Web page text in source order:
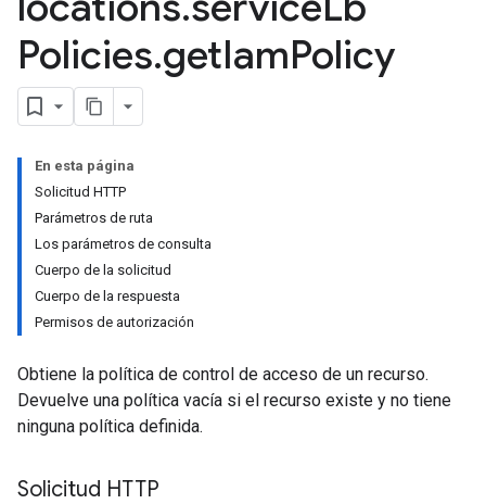
Policies.getIamPolicy
En esta página
Solicitud HTTP
Parámetros de ruta
Los parámetros de consulta
Cuerpo de la solicitud
Cuerpo de la respuesta
Permisos de autorización
Obtiene la política de control de acceso de un recurso.
Devuelve una política vacía si el recurso existe y no tiene
ninguna política definida.
Solicitud HTTP